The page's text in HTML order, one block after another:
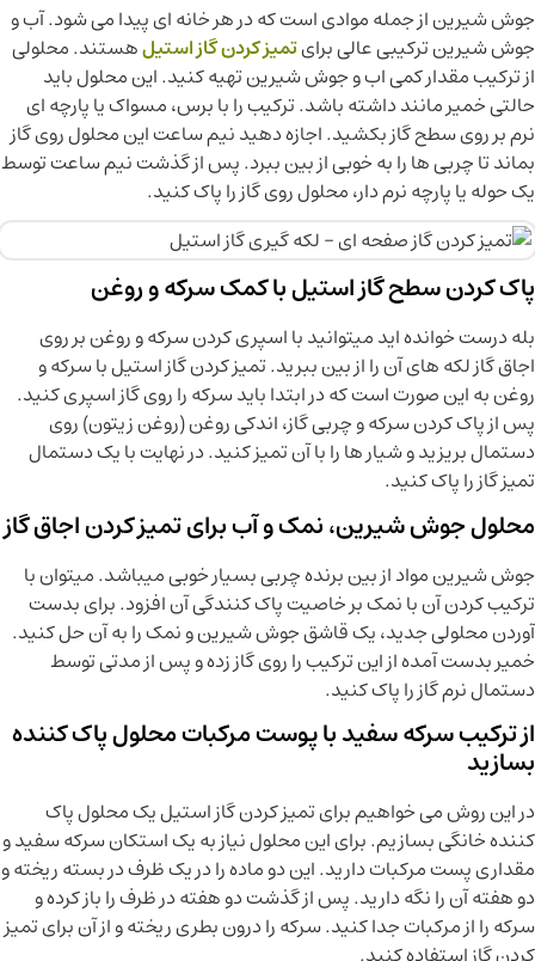
جوش شیرین از جمله موادی است که در هر خانه ای پیدا می شود. آب و
جوش شیرین ترکیبی عالی برایتمیز کردن گاز استیلهستند. محلولی
از ترکیب مقدار کمی اب و جوش شیرین تهیه کنید. این محلول باید
حالتی خمیر مانند داشته باشد. ترکیب را با برس، مسواک یا پارچه ای
نرم بر روی سطح گاز بکشید. اجازه دهید نیم ساعت این محلول روی گاز
بماند تا چربی ها را به خوبی از بین ببرد. پس از گذشت نیم ساعت توسط
یک حوله یا پارچه نرم دار، محلول روی گاز را پاک کنید.
پاک کردن سطح گاز استیل با کمک سرکه و روغن
بله درست خوانده اید میتوانید با اسپری کردن سرکه و روغن بر روی
اجاق گاز لکه های آن را از بین ببرید. تمیز کردن گاز استیل با سرکه و
روغن به این صورت است که در ابتدا باید سرکه را روی گاز اسپری کنید.
پس از پاک کردن سرکه و چربی گاز، اندکی روغن (روغن زیتون) روی
دستمال بریزید و شیار ها را با آن تمیز کنید. در نهایت با یک دستمال
تمیز گاز را پاک کنید.
محلول جوش شیرین، نمک و آب برای تمیز کردن اجاق گاز
جوش شیرین مواد از بین برنده چربی بسیار خوبی میباشد. میتوان با
ترکیب کردن آن با نمک بر خاصیت پاک کنندگی آن افزود. برای بدست
آوردن محلولی جدید، یک قاشق جوش شیرین و نمک را به آن حل کنید.
خمیر بدست آمده از این ترکیب را روی گاز زده و پس از مدتی توسط
دستمال نرم گاز را پاک کنید.
از ترکیب سرکه سفید با پوست مرکبات محلول پاک کننده
بسازید
در این روش می خواهیم برای تمیز کردن گاز استیل یک محلول پاک
کننده خانگی بسازیم. برای این محلول نیاز به یک استکان سرکه سفید و
مقداری پست مرکبات دارید. این دو ماده را در یک ظرف در بسته ریخته و
دو هفته آن را نگه دارید. پس از گذشت دو هفته در ظرف را باز کرده و
سرکه را از مرکبات جدا کنید. سرکه را درون بطری ریخته و از آن برای تمیز